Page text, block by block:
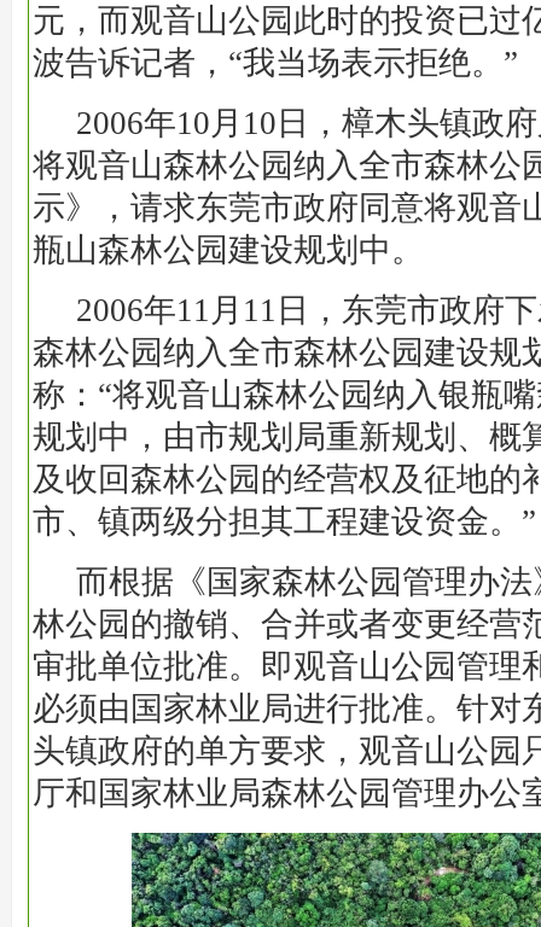
元，而观音山公园此时的投资已过
波告诉记者，“我当场表示拒绝。”
2006年10月10日，樟木头镇政
将观音山森林公园纳入全市森林公
示》，请求东莞市政府同意将观音
瓶山森林公园建设规划中。
2006年11月11日，东莞市政府
森林公园纳入全市森林公园建设规
称：“将观音山森林公园纳入银瓶
规划中，由市规划局重新规划、概
及收回森林公园的经营权及征地的
市、镇两级分担其工程建设资金。”
而根据《国家森林公园管理办
林公园的撤销、合并或者变更经营
审批单位批准。即观音山公园管理
必须由国家林业局进行批准。针对
头镇政府的单方要求，观音山公园
厅和国家林业局森林公园管理办公